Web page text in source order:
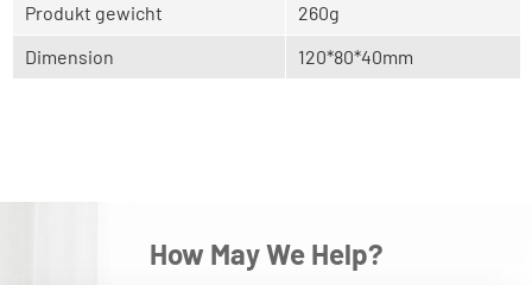
Produkt gewicht
260g
Dimension
120*80*40mm
How May We Help?